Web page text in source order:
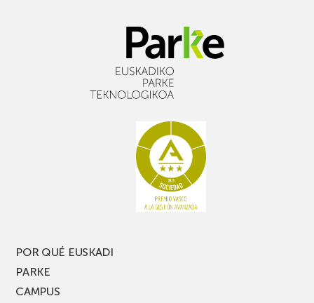
POR QUÉ EUSKADI
PARKE
CAMPUS